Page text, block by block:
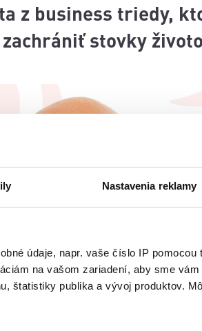
Nastavenia reklamy
údaje, napr. vaše číslo IP pomocou
na vašom zariadení, aby sme
štatistiky publika a vývoj produktov.
z business triedy,
stovky